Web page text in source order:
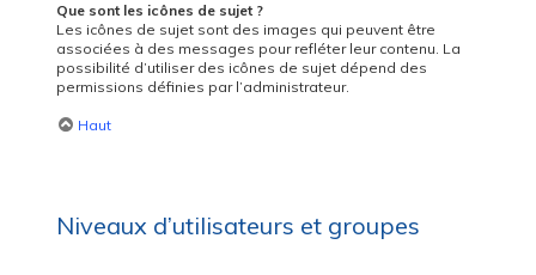
Que sont les icônes de sujet ?
Les icônes de sujet sont des images qui peuvent être
associées à des messages pour refléter leur contenu. La
possibilité d’utiliser des icônes de sujet dépend des
permissions définies par l’administrateur.
Haut
Niveaux d’utilisateurs et groupes